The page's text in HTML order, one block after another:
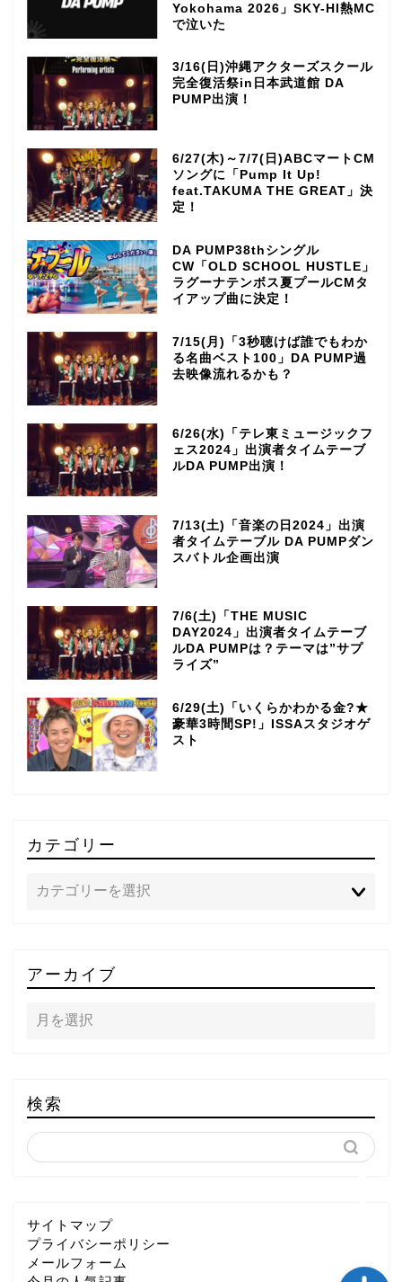
Yokohama 2026」SKY-HI熱MC
で泣いた
3/16(日)沖縄アクターズスクール
完全復活祭in日本武道館 DA
PUMP出演！
6/27(木)～7/7(日)ABCマートCM
ソングに「Pump It Up!
feat.TAKUMA THE GREAT」決
定！
DA PUMP38thシングル
CW「OLD SCHOOL HUSTLE」
ラグーナテンボス夏プールCMタ
イアップ曲に決定！
7/15(月)「3秒聴けば誰でもわか
る名曲ベスト100」DA PUMP過
去映像流れるかも？
6/26(水)「テレ東ミュージックフ
ェス2024」出演者タイムテーブ
ルDA PUMP出演！
7/13(土)「音楽の日2024」出演
者タイムテーブル DA PUMPダン
スバトル企画出演
7/6(土)「THE MUSIC
DAY2024」出演者タイムテーブ
ルDA PUMPは？テーマは”サプ
ライズ”
6/29(土)「いくらかわかる金?★
豪華3時間SP!」ISSAスタジオゲ
スト
カテゴリー
アーカイブ
検索
サイトマップ
プライバシーポリシー
メールフォーム
～DA PUMP YORIの晴れ
ばれラジオ～